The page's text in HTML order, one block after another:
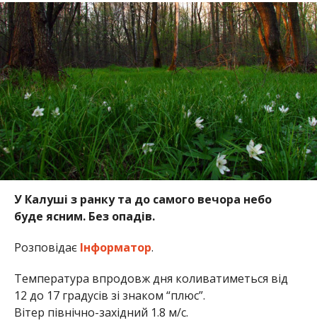
У Калуші з ранку та до самого вечора небо
буде ясним. Без опадів.
Розповідає Інформатор.
Температура впродовж дня коливатиметься від
12 до 17 градусів зі знаком “плюс”.
Вітер північно-західний 1.8 м/с.